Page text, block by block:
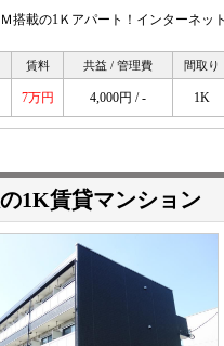
搭載の1Ｋアパート！インターネ
賃料 共益 / 管理費 間取り
7万円 4,000円 / - 1K
1K賃貸マンション